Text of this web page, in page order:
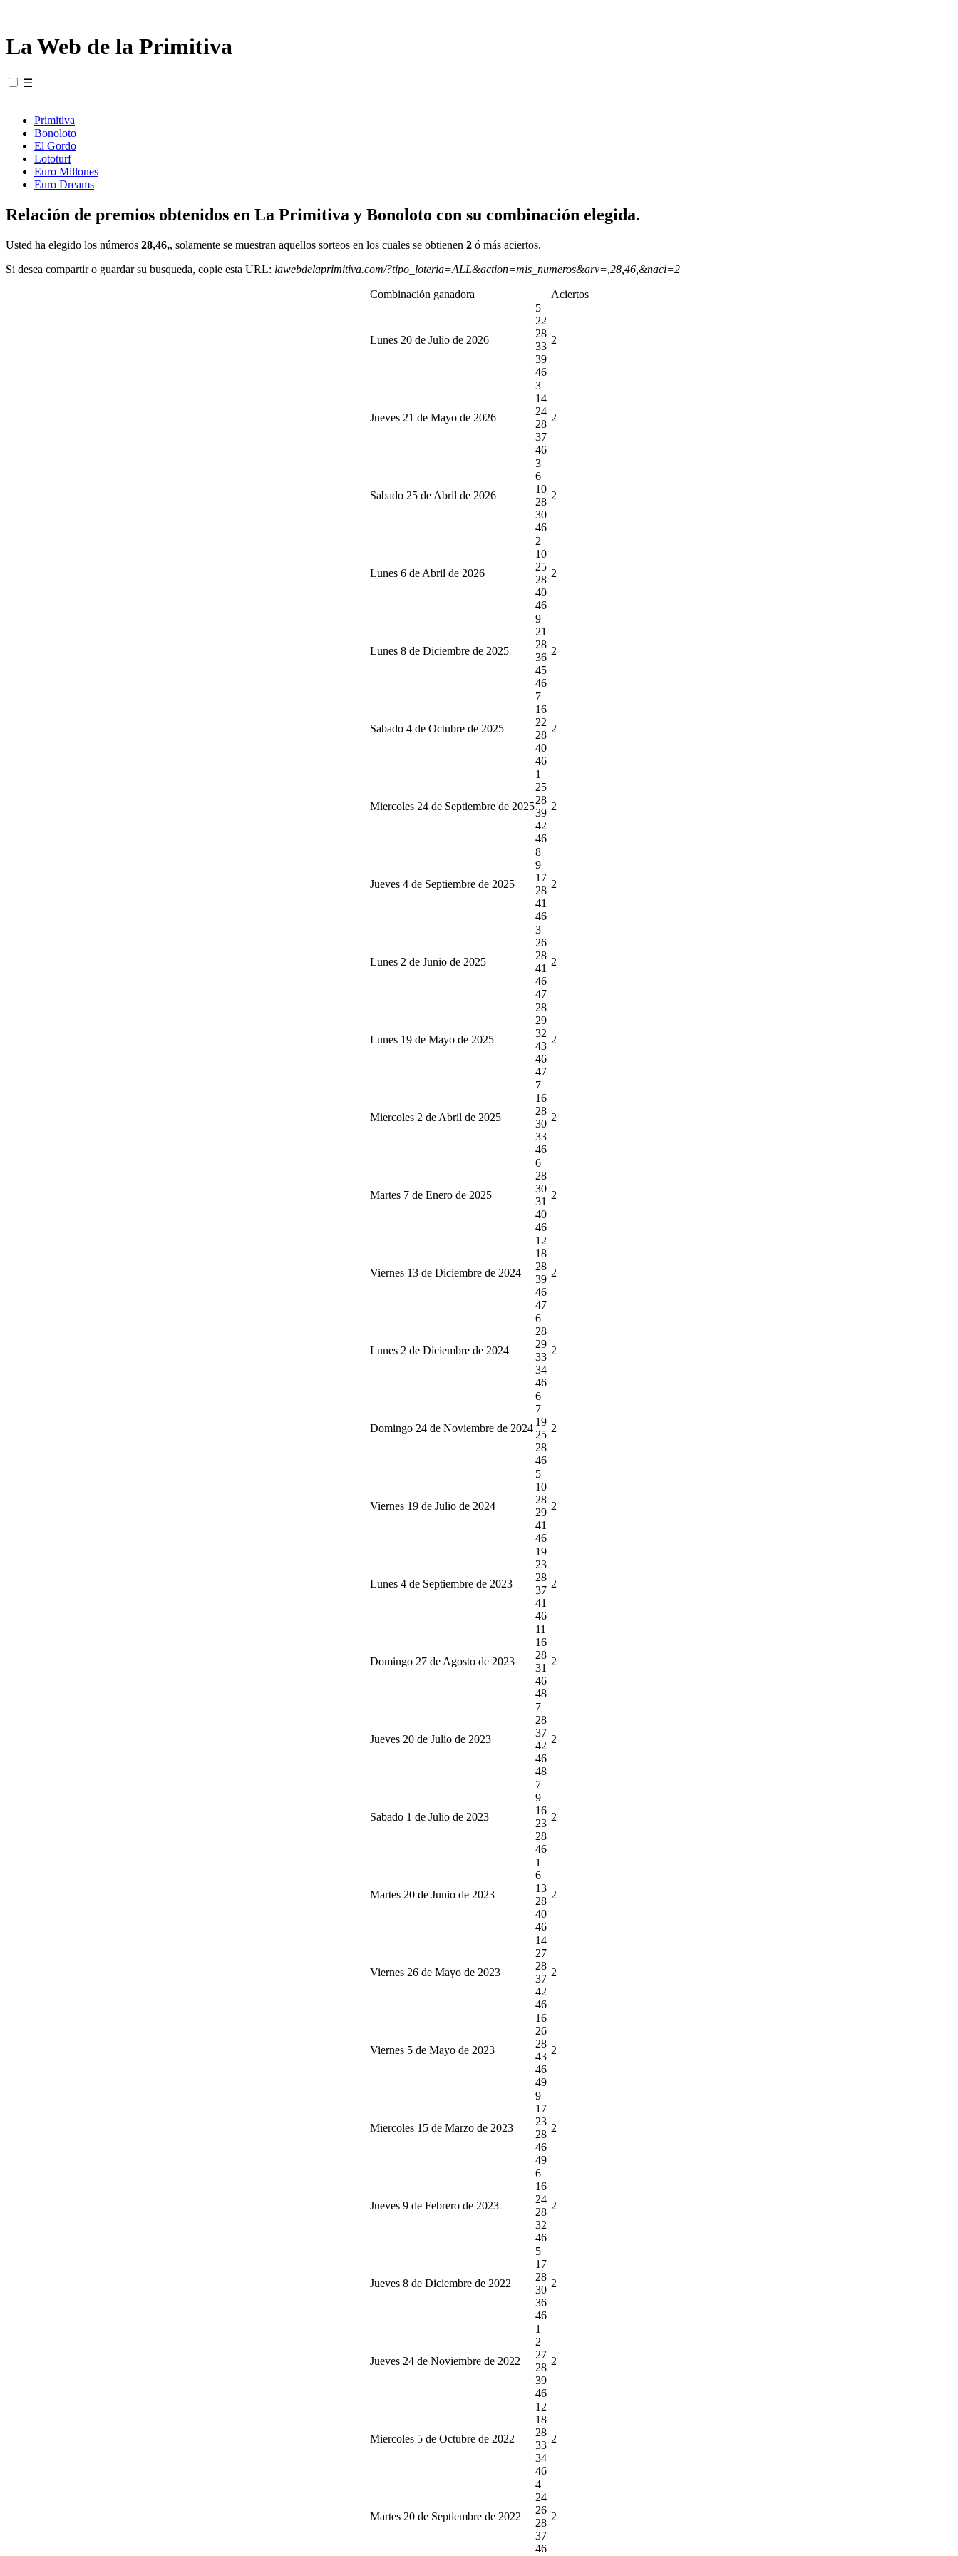
La Web de la Primitiva
☰
Primitiva
Bonoloto
El Gordo
Lototurf
Euro Millones
Euro Dreams
Relación de premios obtenidos en La Primitiva y Bonoloto con su combinación elegida.
Usted ha elegido los números 28,46,, solamente se muestran aquellos sorteos en los cuales se obtienen 2 ó más aciertos.
Si desea compartir o guardar su busqueda, copie esta URL: lawebdelaprimitiva.com/?tipo_loteria=ALL&action=mis_numeros&arv=,28,46,&naci=2
Combinación ganadora Aciertos
Lunes 20 de Julio de 2026
5
22
28
33
39
46
2
Jueves 21 de Mayo de 2026
3
14
24
28
37
46
2
Sabado 25 de Abril de 2026
3
6
10
28
30
46
2
Lunes 6 de Abril de 2026
2
10
25
28
40
46
2
Lunes 8 de Diciembre de 2025
9
21
28
36
45
46
2
Sabado 4 de Octubre de 2025
7
16
22
28
40
46
2
Miercoles 24 de Septiembre de 2025
1
25
28
39
42
46
2
Jueves 4 de Septiembre de 2025
8
9
17
28
41
46
2
Lunes 2 de Junio de 2025
3
26
28
41
46
47
2
Lunes 19 de Mayo de 2025
28
29
32
43
46
47
2
Miercoles 2 de Abril de 2025
7
16
28
30
33
46
2
Martes 7 de Enero de 2025
6
28
30
31
40
46
2
Viernes 13 de Diciembre de 2024
12
18
28
39
46
47
2
Lunes 2 de Diciembre de 2024
6
28
29
33
34
46
2
Domingo 24 de Noviembre de 2024
6
7
19
25
28
46
2
Viernes 19 de Julio de 2024
5
10
28
29
41
46
2
Lunes 4 de Septiembre de 2023
19
23
28
37
41
46
2
Domingo 27 de Agosto de 2023
11
16
28
31
46
48
2
Jueves 20 de Julio de 2023
7
28
37
42
46
48
2
Sabado 1 de Julio de 2023
7
9
16
23
28
46
2
Martes 20 de Junio de 2023
1
6
13
28
40
46
2
Viernes 26 de Mayo de 2023
14
27
28
37
42
46
2
Viernes 5 de Mayo de 2023
16
26
28
43
46
49
2
Miercoles 15 de Marzo de 2023
9
17
23
28
46
49
2
Jueves 9 de Febrero de 2023
6
16
24
28
32
46
2
Jueves 8 de Diciembre de 2022
5
17
28
30
36
46
2
Jueves 24 de Noviembre de 2022
1
2
27
28
39
46
2
Miercoles 5 de Octubre de 2022
12
18
28
33
34
46
2
Martes 20 de Septiembre de 2022
4
24
26
28
37
46
2